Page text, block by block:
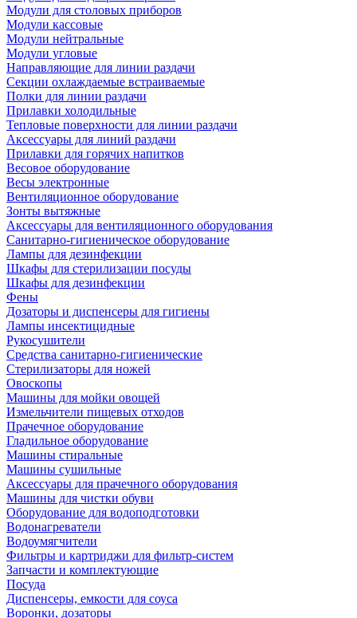
Модули для столовых приборов
Модули кассовые
Модули нейтральные
Модули угловые
Направляющие для линии раздачи
Секции охлаждаемые встраиваемые
Полки для линии раздачи
Прилавки холодильные
Тепловые поверхности для линии раздачи
Аксессуары для линий раздачи
Прилавки для горячих напитков
Весовое оборудование
Весы электронные
Вентиляционное оборудование
Зонты вытяжные
Аксессуары для вентиляционного оборудования
Санитарно-гигиеническое оборудование
Лампы для дезинфекции
Шкафы для стерилизации посуды
Шкафы для дезинфекции
Фены
Дозаторы и диспенсеры для гигиены
Лампы инсектицидные
Рукосушители
Средства санитарно-гигиенические
Стерилизаторы для ножей
Овоскопы
Машины для мойки овощей
Измельчители пищевых отходов
Прачечное оборудование
Гладильное оборудование
Машины стиральные
Машины сушильные
Аксессуары для прачечного оборудования
Машины для чистки обуви
Оборудование для водоподготовки
Водонагреватели
Водоумягчители
Фильтры и картриджи для фильтр-систем
Запчасти и комплектующие
Посуда
Диспенсеры, емкости для соуса
Воронки, дозаторы